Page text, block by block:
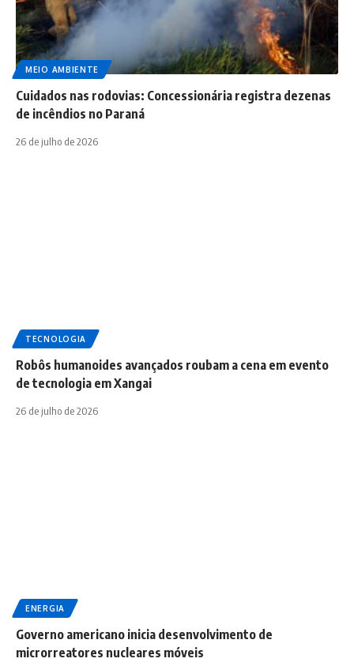
MEIO AMBIENTE
Cuidados nas rodovias: Concessionária registra dezenas
de incêndios no Paraná
26 de julho de 2026
TECNOLOGIA
Robôs humanoides avançados roubam a cena em evento
de tecnologia em Xangai
26 de julho de 2026
ENERGIA
Governo americano inicia desenvolvimento de
microrreatores nucleares móveis